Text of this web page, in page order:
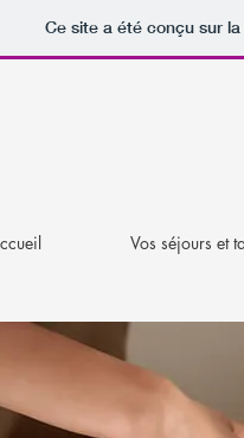
Ce site a été conçu sur
Vos séjours et